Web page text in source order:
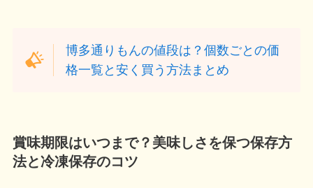
博多通りもんの値段は？個数ごとの価
格一覧と安く買う方法まとめ
賞味期限はいつまで？美味しさを保つ保存方
法と冷凍保存のコツ